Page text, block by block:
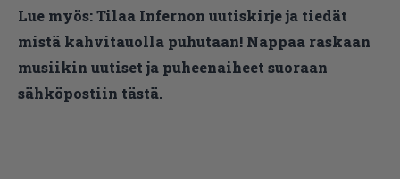
Lue myös:Tilaa Infernon uutiskirje ja tiedät
mistä kahvitauolla puhutaan! Nappaa raskaan
musiikin uutiset ja puheenaiheet suoraan
sähköpostiin tästä.